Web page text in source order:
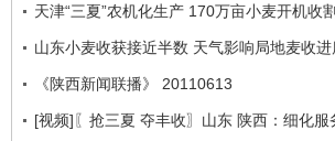
天津“三夏”农机化生产 170万亩小麦开机收割
山东小麦收获接近半数 天气影响局地麦收进
《陕西新闻联播》 20110613
[视频]〖抢三夏 夺丰收〗山东 陕西：细化服